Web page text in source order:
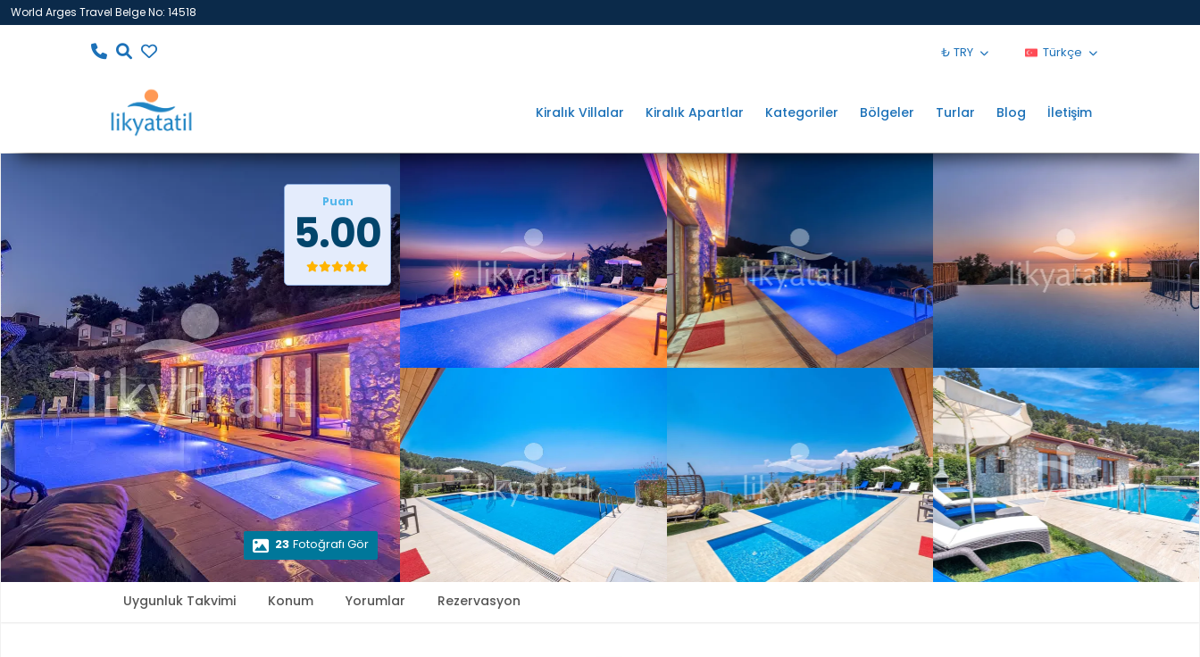
World Arges Travel Belge No: 14518
₺ TRY Türkçe
Kiralık Villalar Kiralık Apartlar Kategoriler Bölgeler Turlar Blog İletişim
Puan
5.00
23 Fotoğrafı Gör
Uygunluk Takvimi Konum Yorumlar Rezervasyon